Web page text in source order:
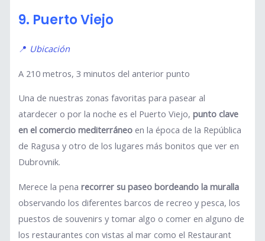
9. Puerto Viejo
📍 Ubicación
A 210 metros, 3 minutos del anterior punto
Una de nuestras zonas favoritas para pasear al
atardecer o por la noche es el Puerto Viejo,punto clave
en el comercio mediterráneo en la época de la República
de Ragusa y otro de los lugares más bonitos que ver en
Dubrovnik.
Merece la penarecorrer su paseo bordeando la muralla
observando los diferentes barcos de recreo y pesca, los
puestos de souvenirs y tomar algo o comer en alguno de
los restaurantes con vistas al mar como el Restaurant